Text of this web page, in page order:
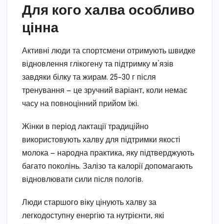
Для кого халва особливо
цінна
Активні люди та спортсмени отримують швидке
відновлення глікогену та підтримку м’язів
завдяки білку та жирам. 25–30 г після
тренування — це зручний варіант, коли немає
часу на повноцінний прийом їжі.
Жінки в період лактації традиційно
використовують халву для підтримки якості
молока — народна практика, яку підтверджують
багато поколінь. Залізо та калорії допомагають
відновлювати сили після пологів.
Люди старшого віку цінують халву за
легкодоступну енергію та нутрієнти, які